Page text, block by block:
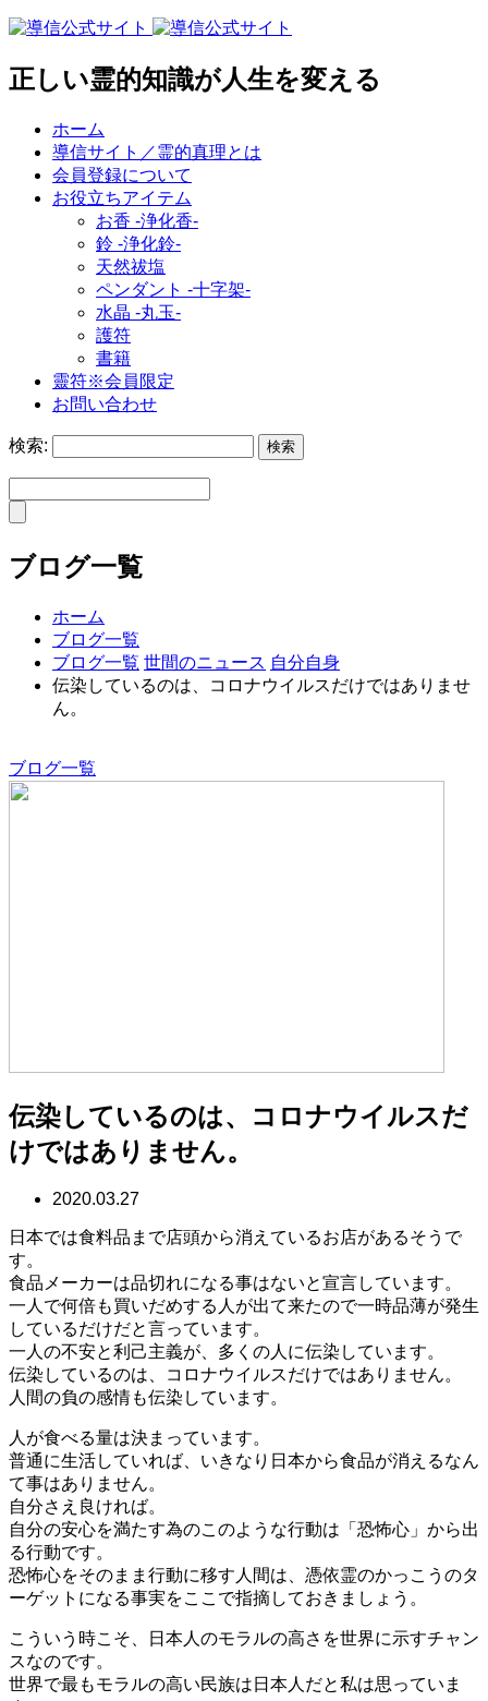
正しい霊的知識が人生を変える
ホーム
導信サイト／霊的真理とは
会員登録について
お役立ちアイテム
お香 ‐浄化香‐
鈴 ‐浄化鈴‐
天然祓塩
ペンダント -十字架-
水晶 -丸玉-
護符
書籍
靈符※会員限定
お問い合わせ
検索:
ブログ一覧
ホーム
ブログ一覧
ブログ一覧 世間のニュース 自分自身
伝染しているのは、コロナウイルスだけではありませ
ん。
ブログ一覧
伝染しているのは、コロナウイルスだ
けではありません。
2020.03.27
日本では食料品まで店頭から消えているお店があるそうで
す。
食品メーカーは品切れになる事はないと宣言しています。
一人で何倍も買いだめする人が出て来たので一時品薄が発生
しているだけだと言っています。
一人の不安と利己主義が、多くの人に伝染しています。
伝染しているのは、コロナウイルスだけではありません。
人間の負の感情も伝染しています。
人が食べる量は決まっています。
普通に生活していれば、いきなり日本から食品が消えるなん
て事はありません。
自分さえ良ければ。
自分の安心を満たす為のこのような行動は「恐怖心」から出
る行動です。
恐怖心をそのまま行動に移す人間は、憑依霊のかっこうのタ
ーゲットになる事実をここで指摘しておきましょう。
こういう時こそ、日本人のモラルの高さを世界に示すチャン
スなのです。
世界で最もモラルの高い民族は日本人だと私は思っていま